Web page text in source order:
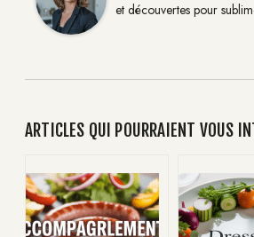
et découvertes pour
ARTICLES QUI POURRAIENT VOUS